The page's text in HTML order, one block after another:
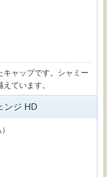
キャップです。シャミー
ています。
ンジ HD